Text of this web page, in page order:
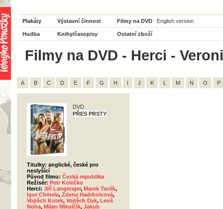
Plakáty Výstavní činnost Filmy na DVD English version
Hudba Knihy/časopisy Ostatní zboží
Filmy na DVD - Herci -
A B C D E F G H I J K L M N O P
DVD
PŘES PRSTY
Titulky: anglické, české pro
neslyšící
Původ filmu: Česká republika
Režisér: Petr Kolečko
Herci: Jiří Langmajer, Marek Taclík,
Igor Chmela, Zdena Hadrbolcová,
Vojtěch Kotek, Vojtěch Dyk, Leoš
Noha, Milan Mikulčík, Jakub